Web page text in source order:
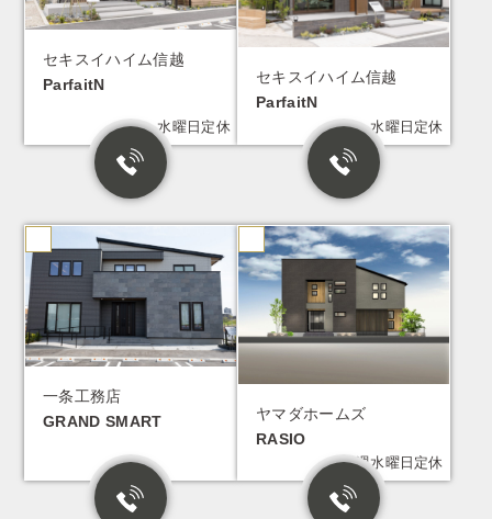
セキスイハイム信越
ParfaitN
火・水曜日定休
セキスイハイム信越
ParfaitN
火・水曜日定休
一条工務店
GRAND SMART
ヤマダホームズ
RASIO
毎週水曜日定休